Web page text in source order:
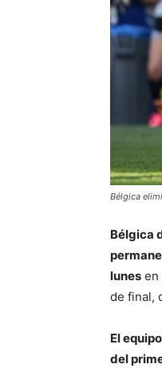
Bélgica
Bélgica
lunes en
de final,
El
del